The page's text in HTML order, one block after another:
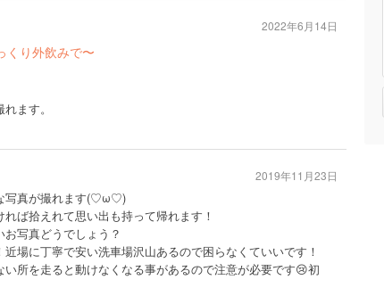
くり外飲みで〜
ます。
2022年6月14日
写真が撮れます(♡ω♡)
ば拾えれて思い出も持って帰れます！
写真どうでしょう？
場に丁寧で安い洗車場沢山あるので困らなくていいです！
所を走ると動けなくなる事があるので注意が必要です😢初
2019年11月23日